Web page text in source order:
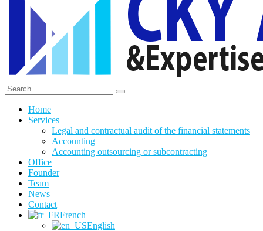
Home
Services
Legal and contractual audit of the financial statements
Accounting
Accounting outsourcing or subcontracting
Office
Founder
Team
News
Contact
French
English